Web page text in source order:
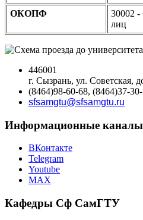
ОКОПФ
30002
лиц
446001
г. Сызрань, ул. Советская,
(8464)98-60-68, (8464)37-
sfsamgtu@sfsamgtu.ru
Информационные каналы
ВКонтакте
Telegram
Youtube
MAX
Кафедры Сф СамГТУ